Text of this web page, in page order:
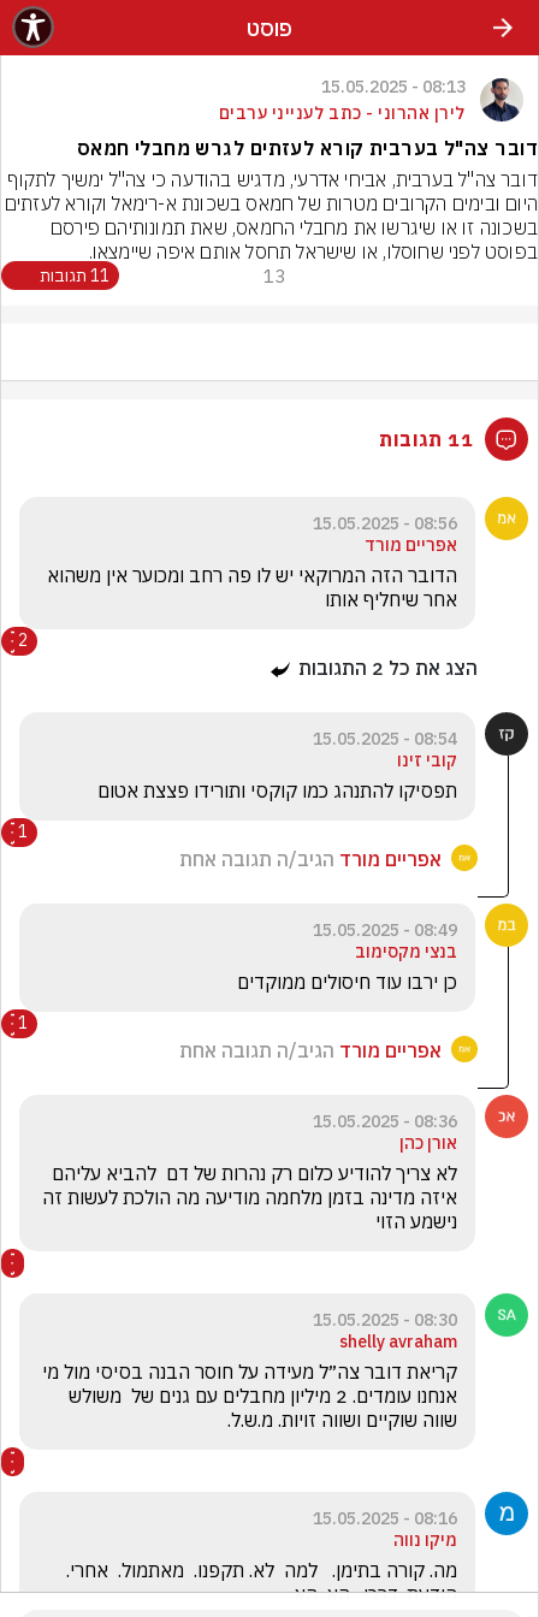
פוסט
08:13 - 15.05.2025
לירן אהרוני - כתב לענייני ערבים
דובר צה"ל בערבית קורא לעזתים לגרש מחבלי חמאס
בפוסט לפני שחוסלו, או שישראל תחסל אותם איפה שיימצאו.
13 11 תגובות
11 תגובות
08:56 - 15.05.2025
אפריים מורד
אחר שיחליף אותו
2
הצג את כל 2 התגובות
08:54 - 15.05.2025
קובי זינו
תפסיקו להתנהג כמו קוקסי ותורידו פצצת אטום
1
אפריים מורד הגיב/ה תגובה אחת
08:49 - 15.05.2025
בנצי מקסימוב
כן ירבו עוד חיסולים ממוקדים
1
אפריים מורד הגיב/ה תגובה אחת
08:36 - 15.05.2025
אורן כהן
נישמע הזוי
08:30 - 15.05.2025
shelly avraham
שווה שוקיים ושווה זויות. מ.ש.ל.
08:16 - 15.05.2025
מיקו נווה
הודעת. דרכי.  הא. הא